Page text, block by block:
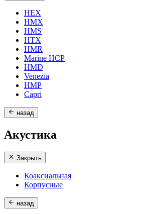
HEX
HMX
HMS
HTX
HMR
Marine HCP
HMD
Venezia
HMP
Capri
назад
Акустика
Закрыть
Коаксиальная
Корпусные
назад